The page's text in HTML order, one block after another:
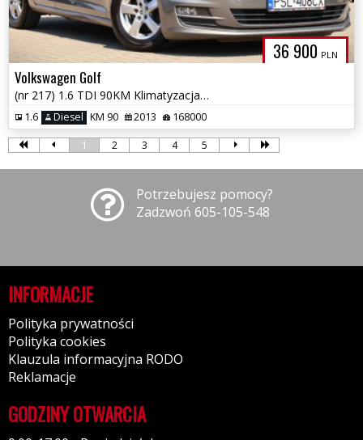
36 900 PLN
Volkswagen Golf
(nr 217) 1.6 TDI 90KM Klimatyzacja Tempomat Parktronik Gwarancja!!!
1.6 Diesel KM 90 2013 168000
1 2 3 4 5
Potrzebujesz pomocy?
Zadzwoń 605-105-548
INFORMACJE
Polityka prywatności
Polityka cookies
Klauzula informacyjna RODO
Reklamacje
GODZINY OTWARCIA